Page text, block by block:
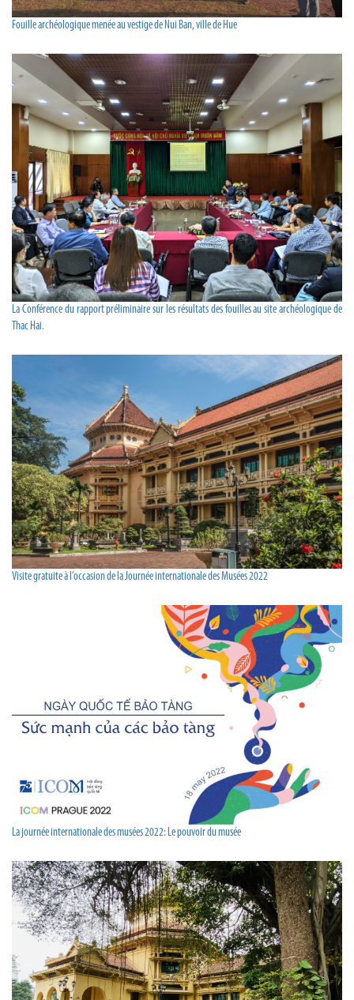
Fouille archéologique menée au vestige de Nui Ban, ville de Hue
La Conférence du rapport préliminaire sur les résultats des fouilles au site archéologique de
Thac Hai.
Visite gratuite à l’occasion de la Journée internationale des Musées 2022
La journée internationale des musées 2022: Le pouvoir du musée